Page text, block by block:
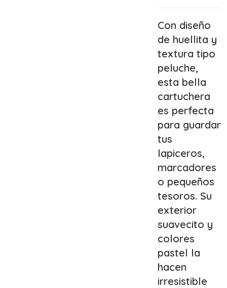
Con diseño
de huellita y
textura tipo
peluche,
esta bella
cartuchera
es perfecta
para guardar
tus
lapiceros,
marcadores
o pequeños
tesoros. Su
exterior
suavecito y
colores
pastel la
hacen
irresistible